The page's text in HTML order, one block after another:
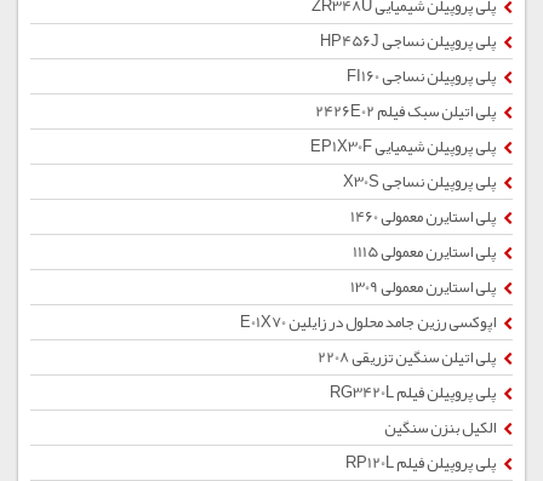
پلی پروپیلن نساجی HP456J
پلی پروپیلن نساجی FI160
پلی اتیلن سبک فیلم 2426E02
پلی پروپیلن شیمیایی EP1X30F
پلی پروپیلن نساجی X30S
پلی استایرن معمولی 1460
پلی استایرن معمولی 1115
پلی استایرن معمولی 1309
اپوکسی رزین جامد محلول در زایلین E01X70
پلی اتیلن سنگین تزریقی 2208
پلی پروپیلن فیلم RG3420L
الکیل بنزن سنگین
پلی پروپیلن فیلم RP120L